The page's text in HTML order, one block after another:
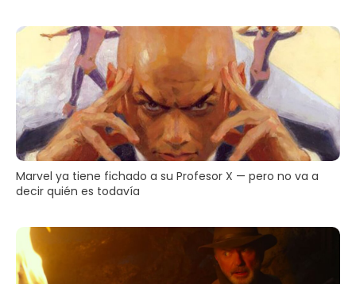
Marvel ya tiene fichado a su Profesor X — pero no va a
decir quién es todavía